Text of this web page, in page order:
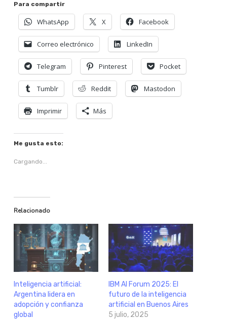
Para compartir
WhatsApp X Facebook
Correo electrónico LinkedIn
Telegram Pinterest Pocket
Tumblr Reddit Mastodon
Imprimir Más
Me gusta esto:
Cargando...
Relacionado
Inteligencia artificial:
Argentina lidera en
adopción y confianza
global
IBM AI Forum 2025: El
futuro de la inteligencia
artificial en Buenos Aires
5 julio, 2025